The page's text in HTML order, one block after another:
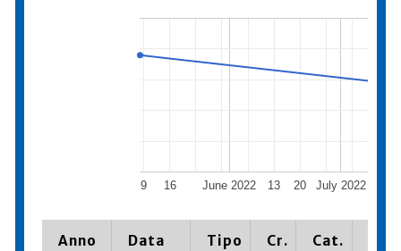
June 2022 July 2022
9 16 13 20
Anno Data Tipo Cr. Cat.